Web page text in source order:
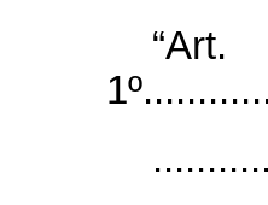
“Art.